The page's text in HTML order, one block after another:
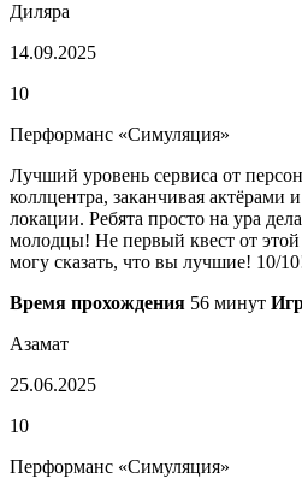
Диляра
14.09.2025
10
Перформанс «Симуляция»
Лучший уровень сервиса от
коллцентра, заканчивая актёрами
локации. Ребята просто на ура
молодцы! Не первый квест от
могу сказать, что вы лучшие! 10/
Время прохождения 56 минут
Азамат
25.06.2025
10
Перформанс «Симуляция»